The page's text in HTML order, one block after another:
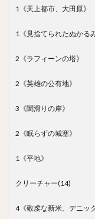
1《天上都市、大田原》
1《見捨てられたぬかる
2《ラフィーンの塔》
2《英雄の公有地》
3《闇滑りの岸》
2《眠らずの城塞》
1《平地》
クリーチャー(14)
4《敬虔な新米、デニッ